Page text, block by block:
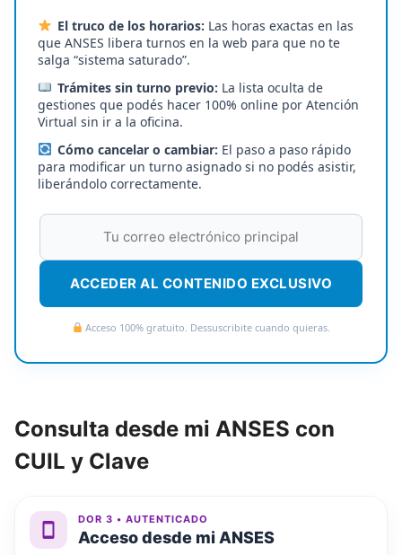
El truco de los horarios: Las horas exactas en las
que ANSES libera turnos en la web para que no te
salga “sistema saturado”.
Trámites sin turno previo: La lista oculta de
gestiones que podés hacer 100% online por Atención
Virtual sin ir a la oficina.
Cómo cancelar o cambiar: El paso a paso rápido
para modificar un turno asignado si no podés asistir,
liberándolo correctamente.
ACCEDER AL CONTENIDO EXCLUSIVO
Acceso 100% gratuito. Dessuscribite cuando quieras.
Consulta desde mi ANSES con
CUIL y Clave
DOR 3 • AUTENTICADO
Acceso desde mi ANSES